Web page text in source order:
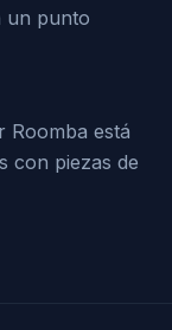
un punto
Roomba está
con piezas de